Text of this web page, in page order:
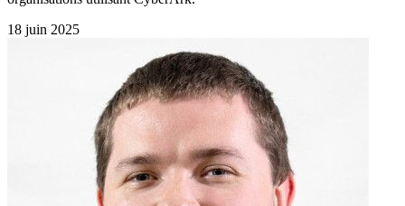
18 juin 2025